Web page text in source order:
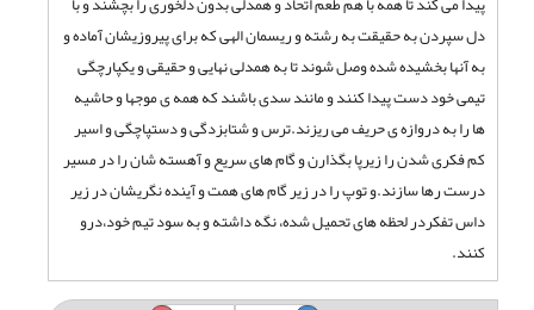
دل سپردن به حقیقت به رشته و ریسمان الهی که برای پیروزیشان آماده و
به آنها بخشیده شده وصل شوند تا به همدلی نهایی و حقیقی و یکپارچگی
تیمی خود دست پیدا کنند و مانند سدی باشند که همه ی موجها و حاشیه
ها را به دروازه ی حریف می ریزند.ترس و شتابزدگی و دستپاچگی و اسیر
کم فکری شدن را زیرپا بگذارن و گام های سریع و آهسته شان را در مسیر
درست رها سازند.و توپ را در زیر گام های همت و آینده نگریشان در زیر
داس تفکردر لحظه های تحمیل شده، نگه داشته و به سود تیم خود،درو
کنند.